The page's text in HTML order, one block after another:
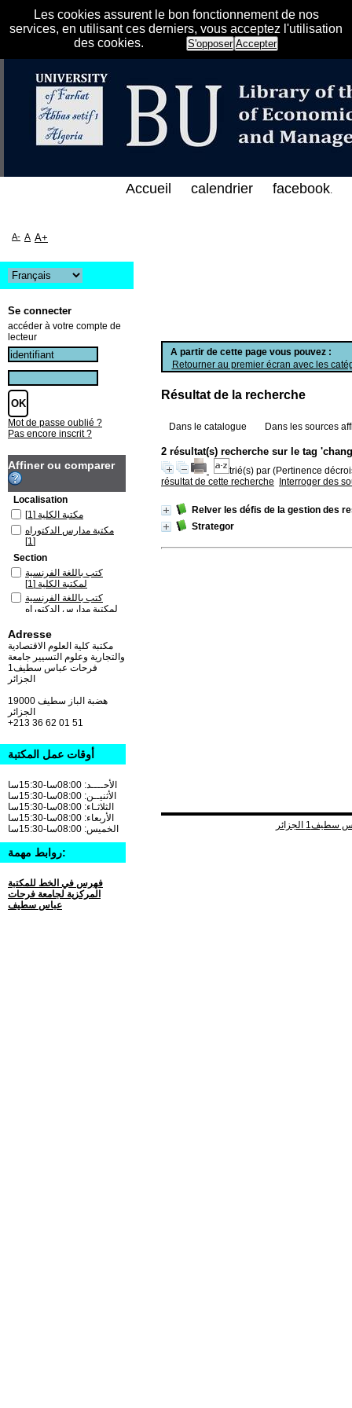
Les cookies assurent le bon fonctionnement de nos
services, en utilisant ces derniers, vous acceptez l'utilisation
des cookies.
S'opposer Accepter
الإلكتروني على الخط المباشر لمكتبة كلية
A partir de cette page vous pouvez :
Retourner au premier écran avec les
Résultat de la recherche
Dans le catalogue Dans les sources
2 résultat(s) recherche sur le tag
trié(s) par (Pertinence
résultat de cette recherche
Interroger des
Relver les défis de la gestion des
Strategor
Accueil calendrier facebook.
A- A A+
Se connecter
accéder à votre compte de
lecteur
Mot de passe oublié ?
Pas encore inscrit ?
Affiner ou comparer
Localisation
مكتبة الكلية [1]
مكتبة مدارس الدكتوراه
[1]
Section
كتب باللغة الفرنسية
لمكتبة الكلية [1]
كتب باللغة الفرنسية
لمكتبة مدارس الدكتوراه
Adresse
مكتبة كلية العلوم الاقتصادية
والتجارية وعلوم التسيير جامعة
فرحات عباس سطيف1
الجزائر
19000 هضبة الباز سطيف
+213 36 62 01 51
أوقات عمل المكتبة
الأحــــد: 08:00سا-15:30سا
الأثنيــن: 08:00سا-15:30سا
الثلاثـاء: 08:00سا-15:30سا
الأربعاء: 08:00سا-15:30سا
الخميس: 08:00سا-15:30سا
روابط مهمة:
فهرس في الخط للمكتبة
المركزية لجامعة فرحات
عباس سطيف